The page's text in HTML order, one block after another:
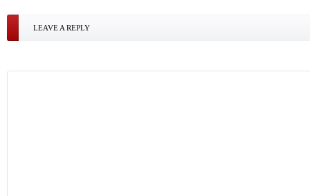
LEAVE A REPLY